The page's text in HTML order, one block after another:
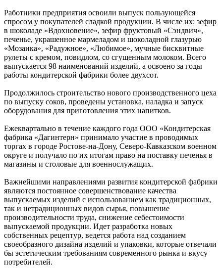
Работники предприятия освоили выпуск пользующейся
спросом у покупателей сладкой продукции. В числе их: зефир
в шоколаде «Вдохновение», зефир фруктовый «Сэндвич»,
печенье, украшенное мармеладом и шоколадной глазурью
«Мозаика», «Радужное», «Любимое», мучные бисквитные
рулеты с кремом, повидлом, со сгущенным молоком. Всего
выпускается 98 наименований изделий, а освоено за годы
работы кондитерской фабрики более двухсот.
Продолжилось строительство нового производственного цеха
по выпуску соков, проведены установка, наладка и запуск
оборудования для приготовления этих напитков.
Ежеквартально в течение каждого года ООО «Кондитерская
фабрика «Дагинтерн» принимало участие в проводимых
торгах в городе Ростове-на-Дону, Северо-Кавказском военном
округе и получало по их итогам право на поставку печенья в
магазины и столовые для военнослужащих.
Важнейшими направлениями развития кондитерской фабрики
являются постоянное совершенствование качества
выпускаемых изделий с использованием как традиционных,
так и нетрадиционных видов сырья, повышение
производительности труда, снижение себестоимости
выпускаемой продукции. Идет разработка новых
собственных рецептур, ведется работа над созданием
своеобразного дизайна изделий и упаковки, которые отвечали
бы эстетическим требованиям современного рынка и вкусу
потребителей.